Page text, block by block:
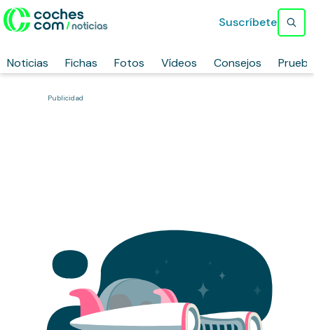
Noticias Fichas Fotos Vídeos Consejos
Suscríbete
Publicidad